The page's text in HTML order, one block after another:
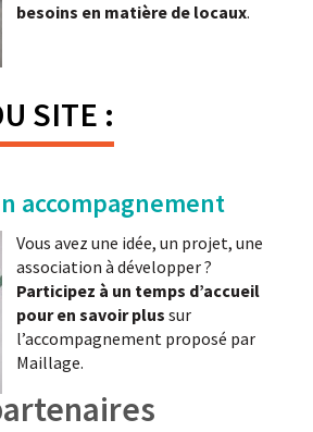
besoins en matière de locaux.
SITE :
accompagnement
Vous avez une idée, un projet, une
association à développer ?
Participez à un temps d’accueil
pour en savoir plus sur
l’accompagnement proposé par
Maillage.